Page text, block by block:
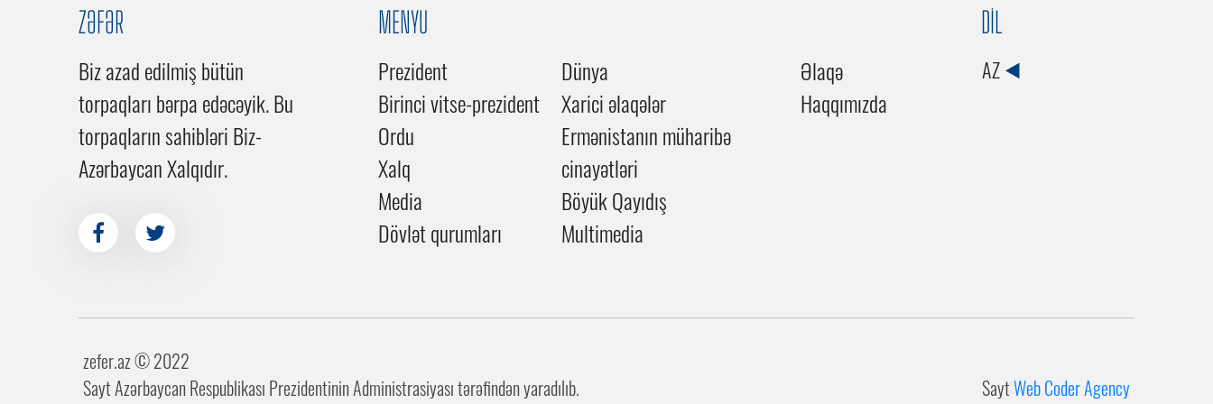
ZƏFƏR
Biz azad edilmiş bütün
torpaqları bərpa edəcəyik. Bu
torpaqların sahibləri Biz-
Azərbaycan Xalqıdır.
MENYU
Prezident
Birinci vitse-prezident
Ordu
Xalq
Media
Dövlət qurumları
Dünya
Xarici əlaqələr
Ermənistanın müharibə
cinayətləri
Böyük Qayıdış
Multimedia
Əlaqə
Haqqımızda
DİL
AZ
zefer.az ©️ 2022
Sayt Azərbaycan Respublikası Prezidentinin Administrasiyası tərəfindən yaradılıb.
SaytWeb Coder Agency